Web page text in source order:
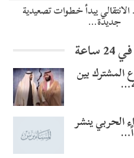
الانتقالي يبدأ خطوات تصعيدية
جديدة…
المشترك بين
الحربي ينشر